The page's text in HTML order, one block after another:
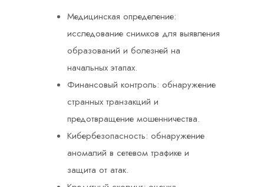
Медицинская определение:
исследование снимков для выявления
образований и болезней на
начальных этапах.
Финансовый контроль: обнаружение
странных транзакций и
предотвращение мошенничества.
Кибербезопасность: обнаружение
аномалий в сетевом трафике и
защита от атак.